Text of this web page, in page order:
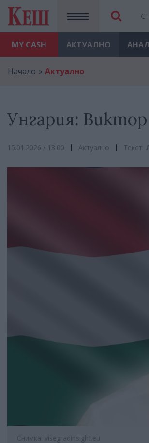
MY CASH АКТУАЛНО
Начало Актуално
Унгария:
15.01.2026 / 13:00 Актуално Текст:
Снимка: visegradinsight.eu